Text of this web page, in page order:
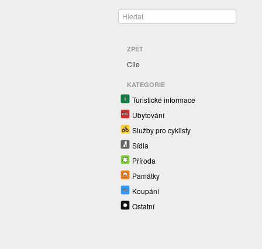
ZPĚT
Cíle
KATEGORIE
Turistické informace
Ubytování
Služby pro cyklisty
Sídla
Příroda
Památky
Koupání
Ostatní